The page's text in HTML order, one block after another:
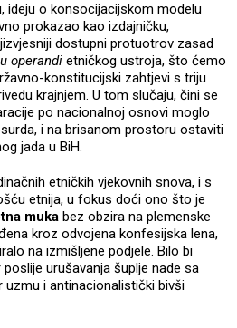
ideju o konsocijacijskom modelu
prokazao kao izdajničku,
dostupni protuotrov zasad
operandi etničkog ustroja, što ćemo
konstitucijski zahtjevi s triju
krajnjem. U tom slučaju, čini se
po nacionalnoj osnovi moglo
i na brisanom prostoru ostaviti
jada u BiH.
etničkih vjekovnih snova, i s
etnija, u fokus doći ono što je
muka bez obzira na plemenske
kroz odvojena konfesijska lena,
na izmišljene podjele. Bilo bi
urušavanja šuplje nade sa
i antinacionalistički bivši